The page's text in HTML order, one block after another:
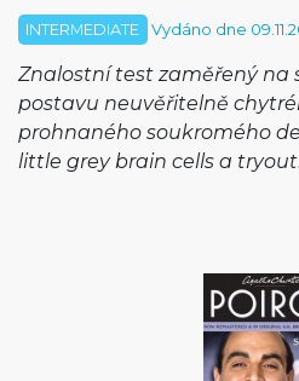
INTERMEDIATE Vydáno dne
Znalostní test zaměřený na
postavu neuvěřitelně
prohnaného soukromého
little grey brain cells a